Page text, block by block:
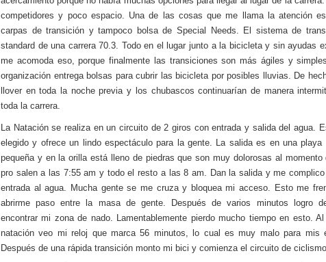
competidores y poco espacio. Una de las cosas que me llama la atención
carpas de transición y tampoco bolsa de Special Needs. El sistema de
standard de una carrera 70.3. Todo en el lugar junto a la bicicleta y sin ayudas
me acomoda eso, porque finalmente las transiciones son más ágiles y
organización entrega bolsas para cubrir las bicicleta por posibles lluvias. De
llover en toda la noche previa y los chubascos continuarían de manera
toda la carrera.
La Natación se realiza en un circuito de 2 giros con entrada y salida del agua.
elegido y ofrece un lindo espectáculo para la gente. La salida es en una playa
pequeña y en la orilla está lleno de piedras que son muy dolorosas al momento
pro salen a las 7:55 am y todo el resto a las 8 am. Dan la salida y me
entrada al agua. Mucha gente se me cruza y bloquea mi acceso. Esto me
abrirme paso entre la masa de gente. Después de varios minutos logro
encontrar mi zona de nado. Lamentablemente pierdo mucho tiempo en esto.
natación veo mi reloj que marca 56 minutos, lo cual es muy malo para mis
Después de una rápida transición monto mi bici y comienza el circuito de